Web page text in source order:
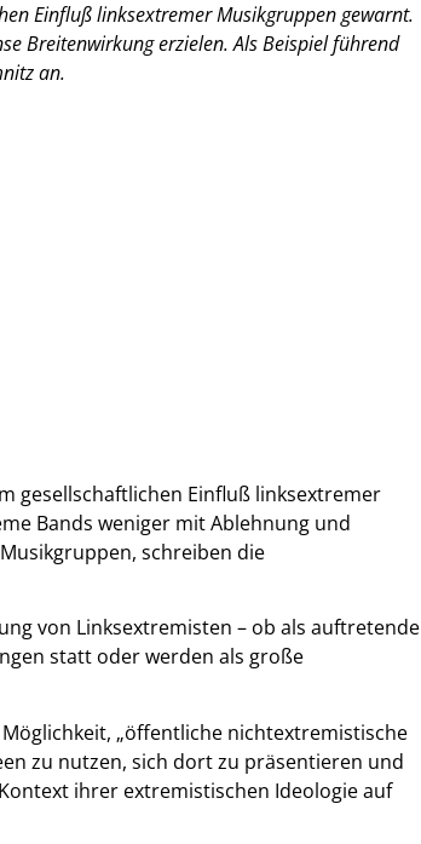
Einfluß linksextremer Musikgruppen gewarnt.
Breitenwirkung erzielen. Als Beispiel führend
an.
gesellschaftlichen Einfluß linksextremer
Bands weniger mit Ablehnung und
schreiben die
von Linksextremisten – ob als auftretende
statt oder werden als große
„öffentliche nichtextremistische
zu nutzen, sich dort zu präsentieren und
ihrer extremistischen Ideologie auf